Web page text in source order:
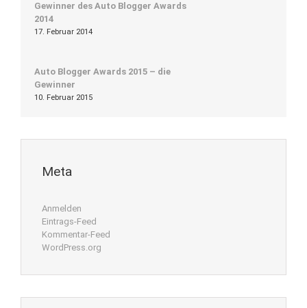
Gewinner des Auto Blogger Awards
2014
17. Februar 2014
Auto Blogger Awards 2015 – die
Gewinner
10. Februar 2015
Meta
Anmelden
Eintrags-Feed
Kommentar-Feed
WordPress.org